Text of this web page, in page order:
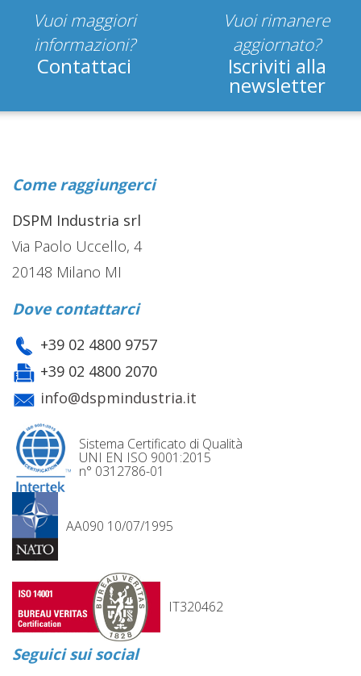
Vuoi maggiori
informazioni?
Contattaci
Vuoi rimanere
aggiornato?
Iscriviti alla
newsletter
Come raggiungerci
DSPM Industria srl
Via Paolo Uccello, 4
20148 Milano MI
Dove contattarci
+39 02 4800 9757
+39 02 4800 2070
info@dspmindustria.it
Sistema Certificato di Qualità
UNI EN ISO 9001:2015
n° 0312786-01
AA090 10/07/1995
IT320462
Seguici sui social